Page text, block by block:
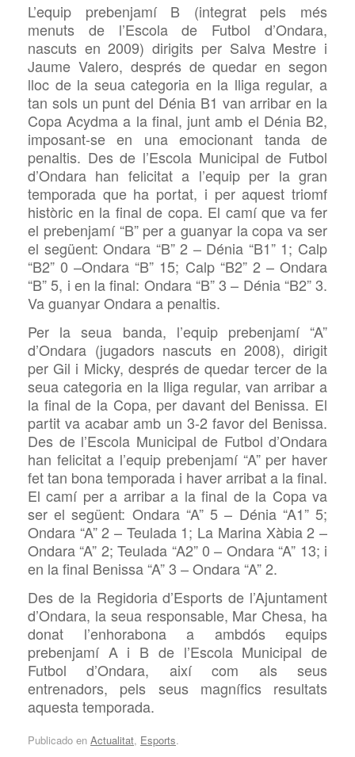
L’equip prebenjamí B (integrat pels més
menuts de l’Escola de Futbol d’Ondara,
nascuts en 2009) dirigits per Salva Mestre i
Jaume Valero, després de quedar en segon
lloc de la seua categoria en la lliga regular, a
tan sols un punt del Dénia B1 van arribar en la
Copa Acydma a la final, junt amb el Dénia B2,
imposant-se en una emocionant tanda de
penaltis. Des de l’Escola Municipal de Futbol
d’Ondara han felicitat a l’equip per la gran
temporada que ha portat, i per aquest triomf
històric en la final de copa. El camí que va fer
el prebenjamí “B” per a guanyar la copa va ser
el següent: Ondara “B” 2 – Dénia “B1” 1; Calp
“B2” 0 –Ondara “B” 15; Calp “B2” 2 – Ondara
“B” 5, i en la final: Ondara “B” 3 – Dénia “B2” 3.
Va guanyar Ondara a penaltis.
Per la seua banda, l’equip prebenjamí “A”
d’Ondara (jugadors nascuts en 2008), dirigit
per Gil i Micky, després de quedar tercer de la
seua categoria en la lliga regular, van arribar a
la final de la Copa, per davant del Benissa. El
partit va acabar amb un 3-2 favor del Benissa.
Des de l’Escola Municipal de Futbol d’Ondara
han felicitat a l’equip prebenjamí “A” per haver
fet tan bona temporada i haver arribat a la final.
El camí per a arribar a la final de la Copa va
ser el següent: Ondara “A” 5 – Dénia “A1” 5;
Ondara “A” 2 – Teulada 1; La Marina Xàbia 2 –
Ondara “A” 2; Teulada “A2” 0 – Ondara “A” 13; i
en la final Benissa “A” 3 – Ondara “A” 2.
Des de la Regidoria d’Esports de l’Ajuntament
d’Ondara, la seua responsable, Mar Chesa, ha
donat l’enhorabona a ambdós equips
prebenjamí A i B de l’Escola Municipal de
Futbol d’Ondara, així com als seus
entrenadors, pels seus magnífics resultats
aquesta temporada.
Publicado en Actualitat, Esports.